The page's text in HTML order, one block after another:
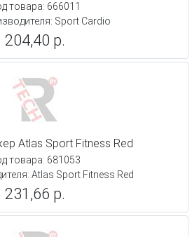
товара: 666011
Sport Cardio
204,40 р.
Atlas Sport Fitness Red
товара: 681053
Atlas Sport Fitness Red
231,66 р.